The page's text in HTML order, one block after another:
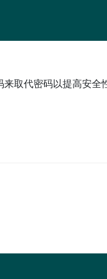
取代密码以提高安全